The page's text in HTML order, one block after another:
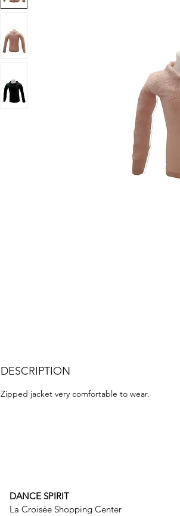
DESCRIPTION
Zipped jacket very comfortable to wear.
DANCE SPIRIT
La Croisée Shopping Center